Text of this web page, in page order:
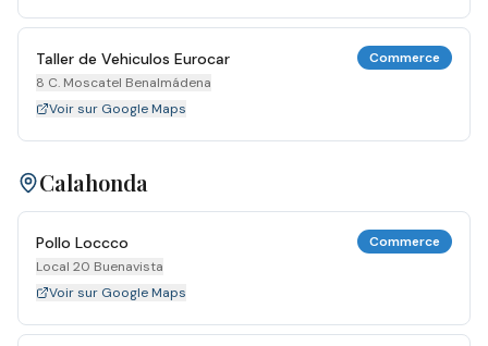
Taller de Vehiculos Eurocar
8 C. Moscatel Benalmádena
Commerce
Voir sur Google Maps
Calahonda
Pollo Loccco
Local 20 Buenavista
Commerce
Voir sur Google Maps